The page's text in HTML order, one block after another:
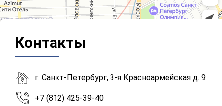
Контакты
г. Санкт-Петербург, 3-я Красноармейская д. 9
+7 (812) 425-39-40